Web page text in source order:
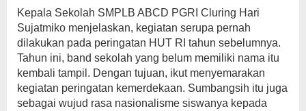
Kepala Sekolah SMPLB ABCD PGRI Cluring Hari
Sujatmiko menjelaskan, kegiatan serupa pernah
dilakukan pada peringatan HUT RI tahun sebelumnya.
Tahun ini, band sekolah yang belum memiliki nama itu
kembali tampil. Dengan tujuan, ikut menyemarakan
kegiatan peringatan kemerdekaan. Sumbangsih itu juga
sebagai wujud rasa nasionalisme siswanya kepada